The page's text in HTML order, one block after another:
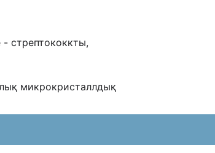
- стрептококкты,
микрокристаллдық